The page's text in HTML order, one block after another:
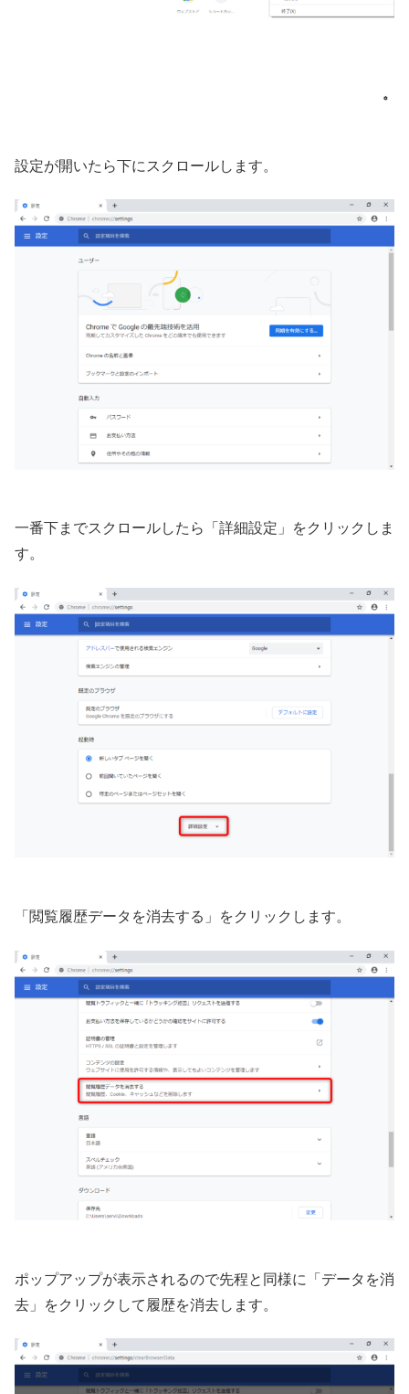
設定が開いたら下にスクロールします。
一番下までスクロールしたら「詳細設定」をクリックしま
す。
「閲覧履歴データを消去する」をクリックします。
ポップアップが表示されるので先程と同様に「データを消
去」をクリックして履歴を消去します。